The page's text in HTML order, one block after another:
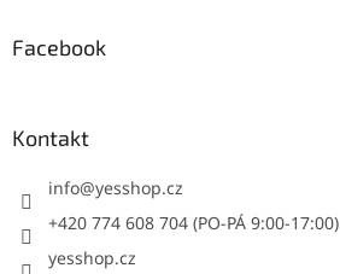
Facebook
Kontakt
info@yesshop.cz
+420 774 608 704 (PO-PÁ 9:00-17:00)
yesshop.cz